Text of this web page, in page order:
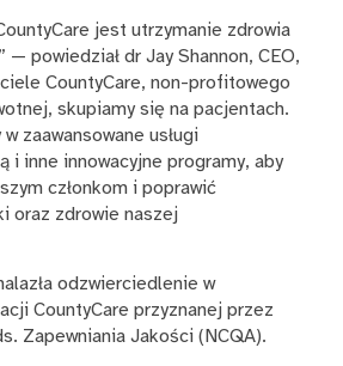
jest utrzymanie zdrowia
— powiedział dr Jay Shannon, CEO,
CountyCare, non-profitowego
skupiamy się na pacjentach.
zaawansowane usługi
i inne innowacyjne programy, aby
członkom i poprawić
oraz zdrowie naszej
odzwierciedlenie w
CountyCare przyznanej przez
Zapewniania Jakości (NCQA).